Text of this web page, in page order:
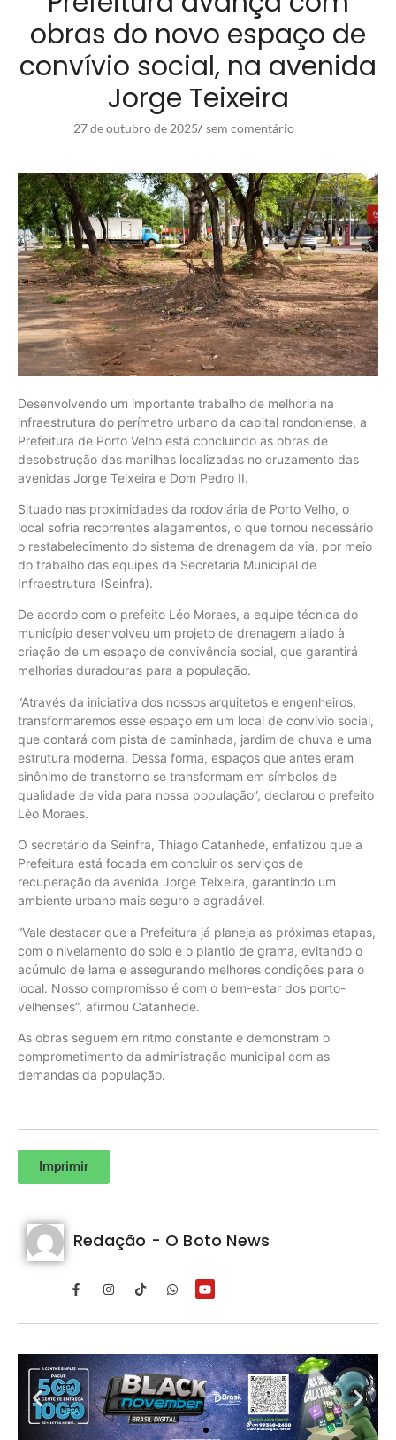
obras do novo espaço de
convívio social, na avenida
Jorge Teixeira
27 de outubro de 2025/ sem comentário
Desenvolvendo um importante trabalho de melhoria na
infraestrutura do perímetro urbano da capital rondoniense, a
Prefeitura de Porto Velho está concluindo as obras de
desobstrução das manilhas localizadas no cruzamento das
avenidas Jorge Teixeira e Dom Pedro II.
Situado nas proximidades da rodoviária de Porto Velho, o
local sofria recorrentes alagamentos, o que tornou necessário
o restabelecimento do sistema de drenagem da via, por meio
do trabalho das equipes da Secretaria Municipal de
Infraestrutura (Seinfra).
De acordo com o prefeito Léo Moraes, a equipe técnica do
município desenvolveu um projeto de drenagem aliado à
criação de um espaço de convivência social, que garantirá
melhorias duradouras para a população.
“Através da iniciativa dos nossos arquitetos e engenheiros,
transformaremos esse espaço em um local de convívio social,
que contará com pista de caminhada, jardim de chuva e uma
estrutura moderna. Dessa forma, espaços que antes eram
sinônimo de transtorno se transformam em símbolos de
qualidade de vida para nossa população”, declarou o prefeito
Léo Moraes.
O secretário da Seinfra, Thiago Catanhede, enfatizou que a
Prefeitura está focada em concluir os serviços de
recuperação da avenida Jorge Teixeira, garantindo um
ambiente urbano mais seguro e agradável.
“Vale destacar que a Prefeitura já planeja as próximas etapas,
com o nivelamento do solo e o plantio de grama, evitando o
acúmulo de lama e assegurando melhores condições para o
local. Nosso compromisso é com o bem-estar dos porto-
velhenses”, afirmou Catanhede.
As obras seguem em ritmo constante e demonstram o
comprometimento da administração municipal com as
demandas da população.
Imprimir
Redação - O Boto News